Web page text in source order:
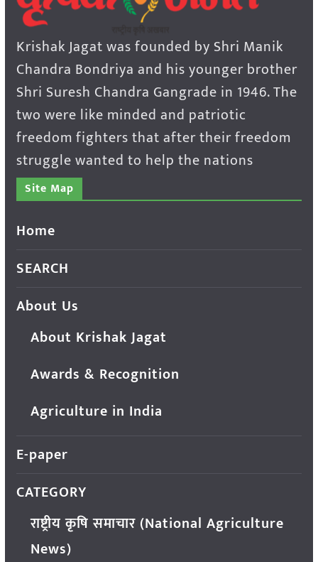
Krishak Jagat was founded by Shri Manik
Chandra Bondriya and his younger brother
Shri Suresh Chandra Gangrade in 1946. The
two were like minded and patriotic
freedom fighters that after their freedom
struggle wanted to help the nations
Site Map
Home
SEARCH
About Us
About Krishak Jagat
Awards & Recognition
Agriculture in India
E-paper
CATEGORY
राष्ट्रीय कृषि समाचार (National Agriculture
News)